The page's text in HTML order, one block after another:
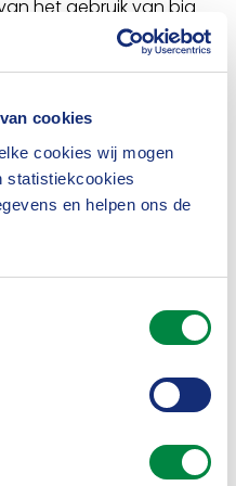
cookies
cookies wij mogen
statistiekcookies
en helpen ons de
het gebruik van big
de premies van
bij elkaar komen te
lopen, willen wij
ongemerkt oploopt.”
geïntroduceerd dat
is lid van het
mee aan